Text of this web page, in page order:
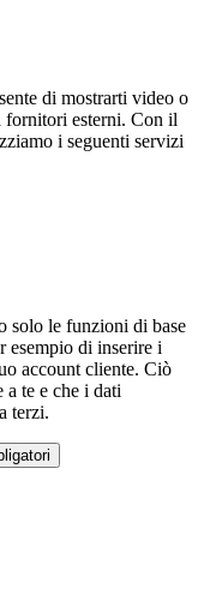
di mostrarti video o
fornitori esterni. Con il
i seguenti servizi
solo le funzioni di base
esempio di inserire i
account cliente. Ciò
te e che i dati
terzi.